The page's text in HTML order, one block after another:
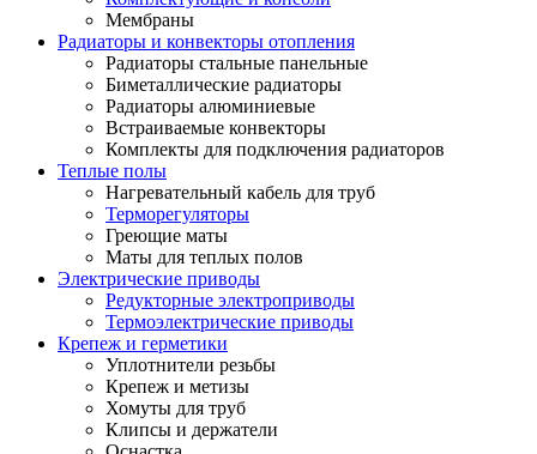
Мембраны
Радиаторы и конвекторы отопления
Радиаторы стальные панельные
Биметаллические радиаторы
Радиаторы алюминиевые
Встраиваемые конвекторы
Комплекты для подключения радиаторов
Теплые полы
Нагревательный кабель для труб
Терморегуляторы
Греющие маты
Маты для теплых полов
Электрические приводы
Редукторные электроприводы
Термоэлектрические приводы
Крепеж и герметики
Уплотнители резьбы
Крепеж и метизы
Хомуты для труб
Клипсы и держатели